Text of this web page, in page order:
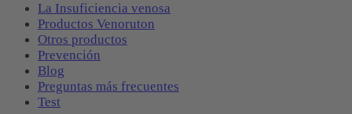
La Insuficiencia venosa
Productos Venoruton
Otros productos
Prevención
Blog
Preguntas más frecuentes
Test